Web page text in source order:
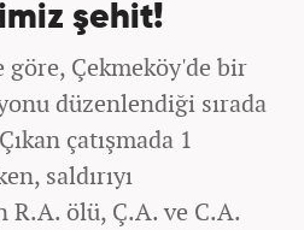
şehit!
göre, Çekmeköy'de bir
düzenlendiği sırada
çatışmada 1
saldırıyı
ölü, Ç.A. ve C.A.